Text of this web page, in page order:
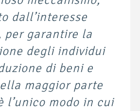
dall’interesse
per garantire la
degli individui
di beni e
maggior parte
l’unico modo in cui